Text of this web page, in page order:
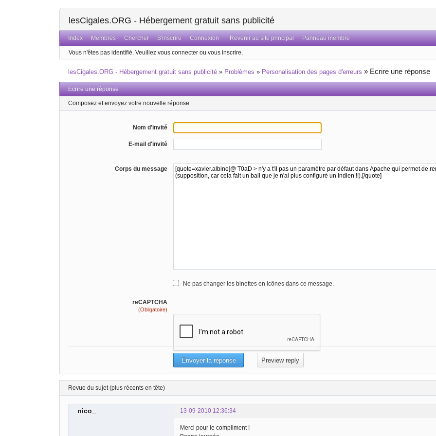
lesCigales.ORG - Hébergement gratuit sans publicité
Index Membres Chercher S'inscrire Connexion Revenir au site principal Panneau membre
Vous n'êtes pas identifié. Veuillez vous connecter ou vous inscrire.
lesCigales.ORG - Hébergement gratuit sans publicité » Problèmes » Personalisation des pages d'erreurs » Ecrire une réponse
Ecrire une réponse
Composez et envoyez votre nouvelle réponse
Nom d'invité
E-mail d'invité
Corps du message
Ne pas changer les binettes en icônes dans ce message.
reCAPTCHA
(Obligatoire)
Revue du sujet (plus récents en tête)
nico_ 13-09-2010 12:36:34
Merci pour le compliment !